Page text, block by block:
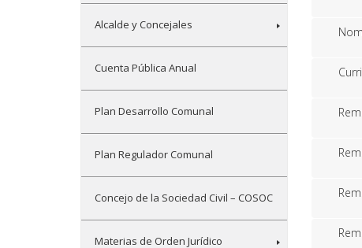
Alcalde y Concejales
Cuenta Pública Anual
Plan Desarrollo Comunal
Plan Regulador Comunal
Concejo de la Sociedad Civil – COSOC
Materias de Orden Jurídico